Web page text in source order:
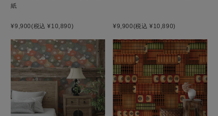
紙
¥9,900(税込 ¥10,890) ¥9,900(税込 ¥10,890)